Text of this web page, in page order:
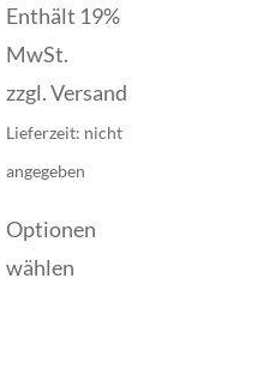
Enthält 19%
MwSt.
zzgl.Versand
Lieferzeit: nicht
angegeben
Optionen
wählen